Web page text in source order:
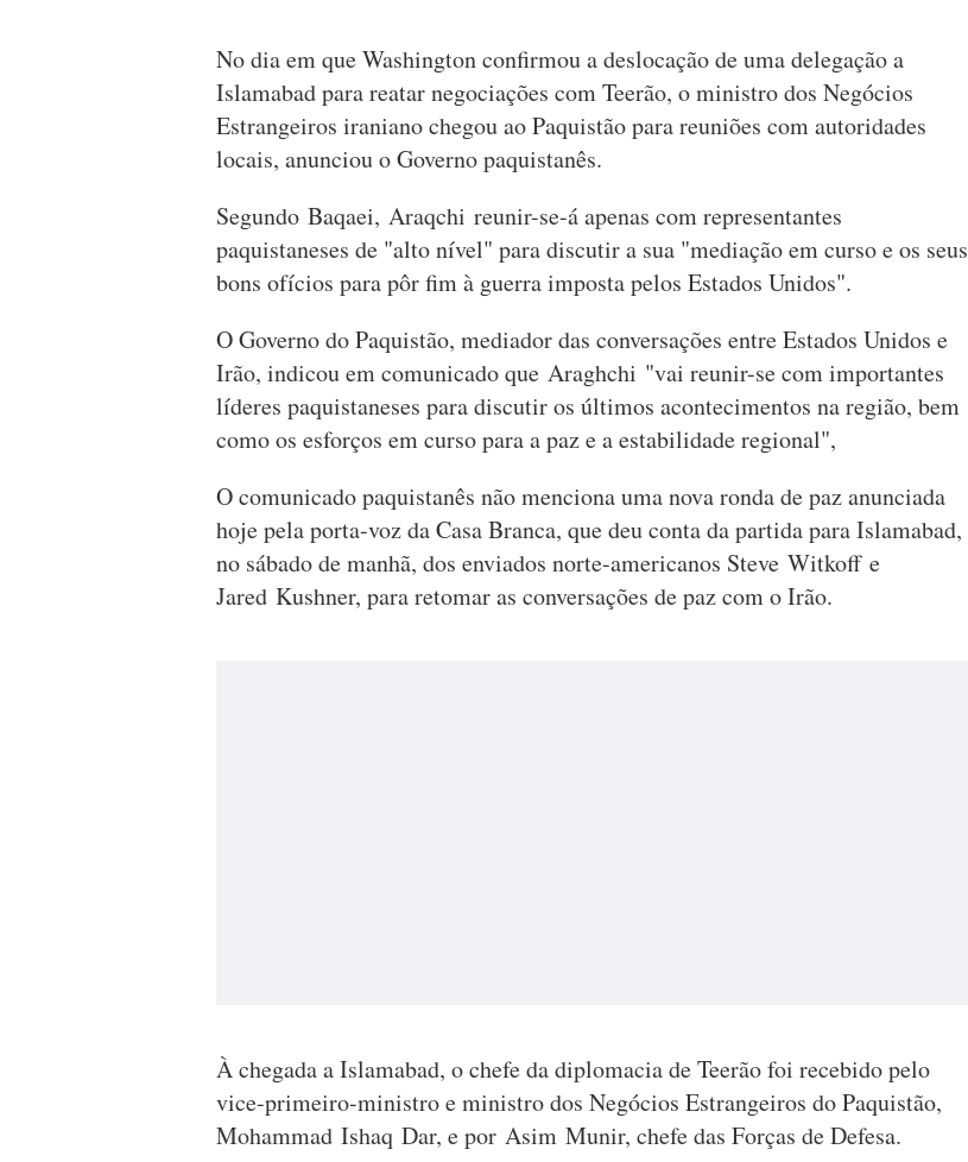
No dia em que Washington confirmou a deslocação de uma delegação a
Islamabad para reatar negociações com Teerão, o ministro dos Negócios
Estrangeiros iraniano chegou ao Paquistão para reuniões com autoridades
locais, anunciou o Governo paquistanês.
Segundo Baqaei, Araqchi reunir-se-á apenas com representantes
paquistaneses de "alto nível" para discutir a sua "mediação em curso e os seus
bons ofícios para pôr fim à guerra imposta pelos Estados Unidos".
O Governo do Paquistão, mediador das conversações entre Estados Unidos e
Irão, indicou em comunicado que Araghchi "vai reunir-se com importantes
líderes paquistaneses para discutir os últimos acontecimentos na região, bem
como os esforços em curso para a paz e a estabilidade regional",
O comunicado paquistanês não menciona uma nova ronda de paz anunciada
hoje pela porta-voz da Casa Branca, que deu conta da partida para Islamabad,
no sábado de manhã, dos enviados norte-americanos Steve Witkoff e
Jared Kushner, para retomar as conversações de paz com o Irão.
À chegada a Islamabad, o chefe da diplomacia de Teerão foi recebido pelo
vice-primeiro-ministro e ministro dos Negócios Estrangeiros do Paquistão,
Mohammad Ishaq Dar, e por Asim Munir, chefe das Forças de Defesa.